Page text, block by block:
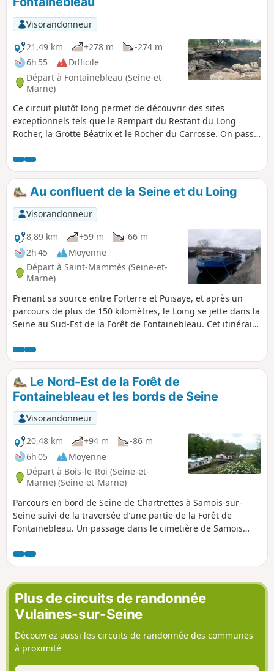
goudron.
Visorandonneur
21,49 km
+278 m
-274 m
6h 55
Difficile
Départ à Fontainebleau (Seine-et-
Marne)
Ce circuit plutôt long permet de découvrir des sites
exceptionnels tels que le Rempart du Restant du Long
Rocher, la Grotte Béatrix et le Rocher du Carrosse. On passe
peu fréquentées et quelques belles mares typiques de la
forêt.
Au confluent de la Seine et du Loing
Visorandonneur
8,89 km
+59 m
-66 m
2h 45
Moyenne
Départ à Saint-Mammès (Seine-et-
Marne)
Prenant sa source entre Forterre et Puisaye, et après un
parcours de plus de 150 kilomètres, le Loing se jette dans la
Seine au Sud-Est de la Forêt de Fontainebleau. Cet itinéraire
d'eau ainsi que le Canal du Loing. Un passage en forêt
permet de diversifier les paysages. La belle et ancienne
Église Saint-Mammès et quelques reproductions de
tableaux d'Alfred Sisley apportent une indéniable touche
patrimoniale à cette promenade.
Le Nord-Est de la Forêt de
Fontainebleau et les bords de Seine
Visorandonneur
20,48 km
+94 m
-86 m
6h 05
Moyenne
Départ à Bois-le-Roi (Seine-et-
Marne) (Seine-et-Marne)
Parcours en bord de Seine de Chartrettes à Samois-sur-
Seine suivi de la traversée d'une partie de la Forêt de
Fontainebleau. Un passage dans le cimetière de Samois
Plus de circuits de randonnée
Vulaines-sur-Seine
Découvrez aussi les circuits de randonnée des communes
à proximité